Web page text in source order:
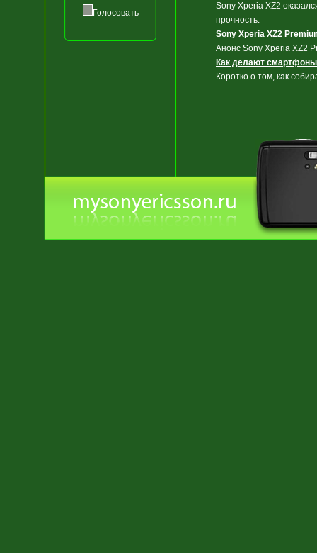
Голосовать
Sony Xperia XZ2
прочность.
Sony Xperia XZ2
Анонс Sony Xperia XZ2
Как делают
Коротко о том, как